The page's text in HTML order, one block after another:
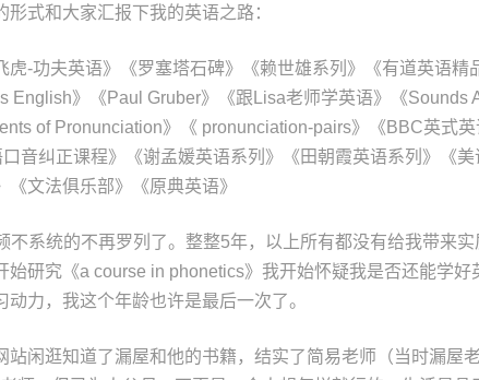
形式和大家汇报下我的英语之路：
虎-功夫英语》《罗塞塔石碑》《赖世雄系列》《有道英语精
English》《Paul Gruber》《跟Lisa老师学英语》《Sounds
of Pronunciation》《 pronunciation-pairs》《BBC英式
口音纠正课程》《谢孟媛英语系列》《田朝霞英语系列》《
《文法俱乐部》《原典英语》
不系统的不再罗列了。整整5年，以上所有都没有给我带来
始研究《a course in phonetics》我开始怀疑我是否还能学好
动力，我这个年龄也许是最后一次了。
站闲逛知道了漏屋和他的书籍，结实了简易老师（当时漏屋